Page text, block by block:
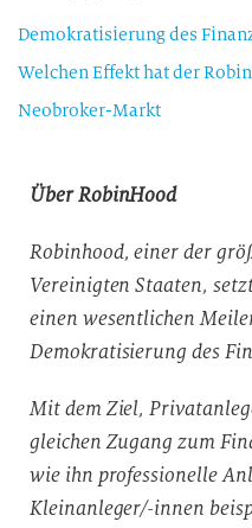
Demokratisierung des
Neobroker-Markt
Über RobinHood
Robinhood, einer der
Vereinigten Staaten,
einen wesentlichen
Demokratisierung des
Mit dem Ziel,
gleichen Zugang zum
wie ihn professionelle
Kleinanleger/-innen